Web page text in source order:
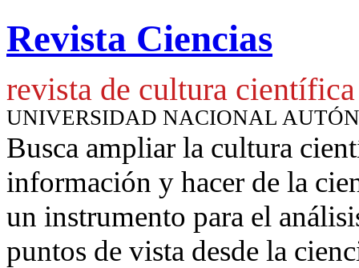
Revista Ciencias
revista de cultura científica
UNIVERSIDAD NACIONAL
Busca ampliar la cultura
información y hacer de la
un instrumento para el
puntos de vista desde la